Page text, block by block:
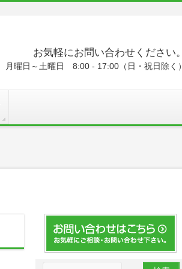
お気軽にお問い合わせください。
月曜日～土曜日 8:00 - 17:00（日・祝日除く）